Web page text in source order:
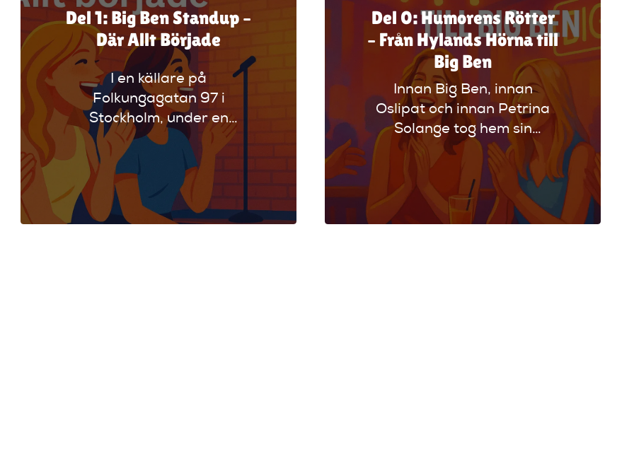
respekterade röster inom
stand-up och kultur.
klubbfavorit till nationell
humordrottning – med
mikrofonen som vapen.
Del 1: Big Ben Standup –
Där Allt Började
I en källare på
Folkungagatan 97 i
Stockholm, under en
brittisk pub med samma
namn, ligger svensk
standups mest
mytomspunna scen. Här,
bland sorlet av ölglas,
Del 0: Humorens Rötter
– Från Hylands Hörna till
Big Ben
Innan Big Ben, innan
Oslipat och innan Petrina
Solange tog hem sin
första standup-titel –
fanns det en annan sorts
humor i Sverige. En
humor med manus,
scenkostymer och